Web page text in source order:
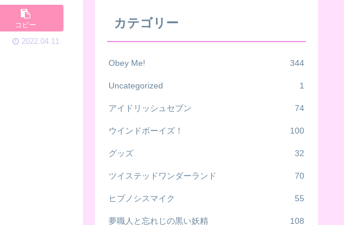
コピー
2022.04.11
カテゴリー
Obey Me! 344
Uncategorized 1
アイドリッシュセブン 74
ウインドボーイズ！ 100
グッズ 32
ツイステッドワンダーランド 70
ヒプノシスマイク 55
夢職人と忘れじの黒い妖精 108